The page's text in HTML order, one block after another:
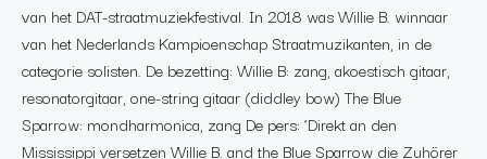
van het DAT-straatmuziekfestival. In 2018 was Willie B. winnaar
van het Nederlands Kampioenschap Straatmuzikanten, in de
categorie solisten. De bezetting: Willie B: zang, akoestisch gitaar,
resonatorgitaar, one-string gitaar (diddley bow) The Blue
Sparrow: mondharmonica, zang De pers: ‘Direkt an den
Mississippi versetzen Willie B. and the Blue Sparrow die Zuhörer